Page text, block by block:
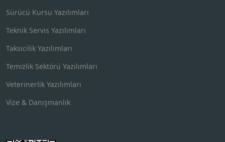
Sürücü Kursu Yazılımları
Teknik Servis Yazılımları
Taksicilik Yazılımları
Temizlik Sektörü Yazılımları
Veterinerlik Yazılımları
Vize & Danışmanlık